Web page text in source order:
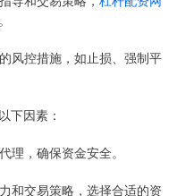
风控措施，如止损、强制平
下因素：
理，确保资金安全。
和交易策略，选择合适的资